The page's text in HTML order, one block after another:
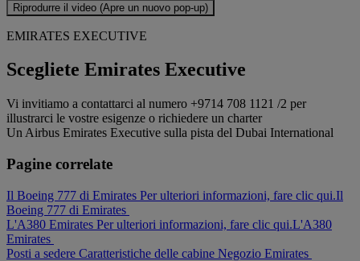
Riprodurre il video (Apre un nuovo pop-up)
EMIRATES EXECUTIVE
Scegliete Emirates Executive
Vi invitiamo a contattarci al numero +9714 708 1121 /2 per
illustrarci le vostre esigenze o richiedere un charter
Un Airbus Emirates Executive sulla pista del Dubai International
Pagine correlate
Il Boeing 777 di Emirates Per ulteriori informazioni, fare clic qui.Il
Boeing 777 di Emirates
L'A380 Emirates Per ulteriori informazioni, fare clic qui.L'A380
Emirates
Posti a sedere Caratteristiche delle cabine Negozio Emirates